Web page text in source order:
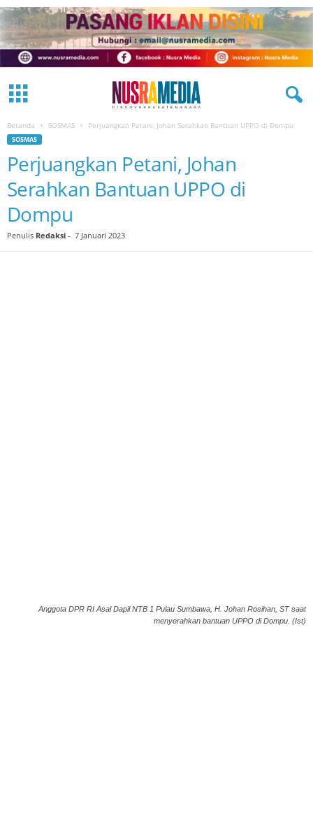
Beranda SOSMAS Perjuangkan Petani, Johan Serahkan Bantuan UPPO di Dompu
SOSMAS
Perjuangkan Petani, Johan
Serahkan Bantuan UPPO di
Dompu
Penulis Redaksi - 7 Januari 2023
Anggota DPR RI Asal Dapil NTB 1 Pulau Sumbawa, H. Johan Rosihan, ST saat
menyerahkan bantuan UPPO di Dompu. (Ist)